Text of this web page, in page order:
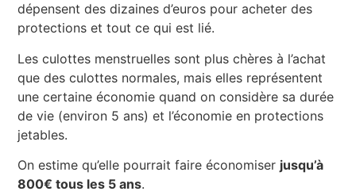
dépensent des dizaines d’euros pour acheter des
protections et tout ce qui est lié.
Les culottes menstruelles sont plus chères à l’achat
que des culottes normales, mais elles représentent
une certaine économie quand on considère sa durée
de vie (environ 5 ans) et l’économie en protections
jetables.
On estime qu’elle pourrait faire économiser jusqu’à
800€ tous les 5 ans.